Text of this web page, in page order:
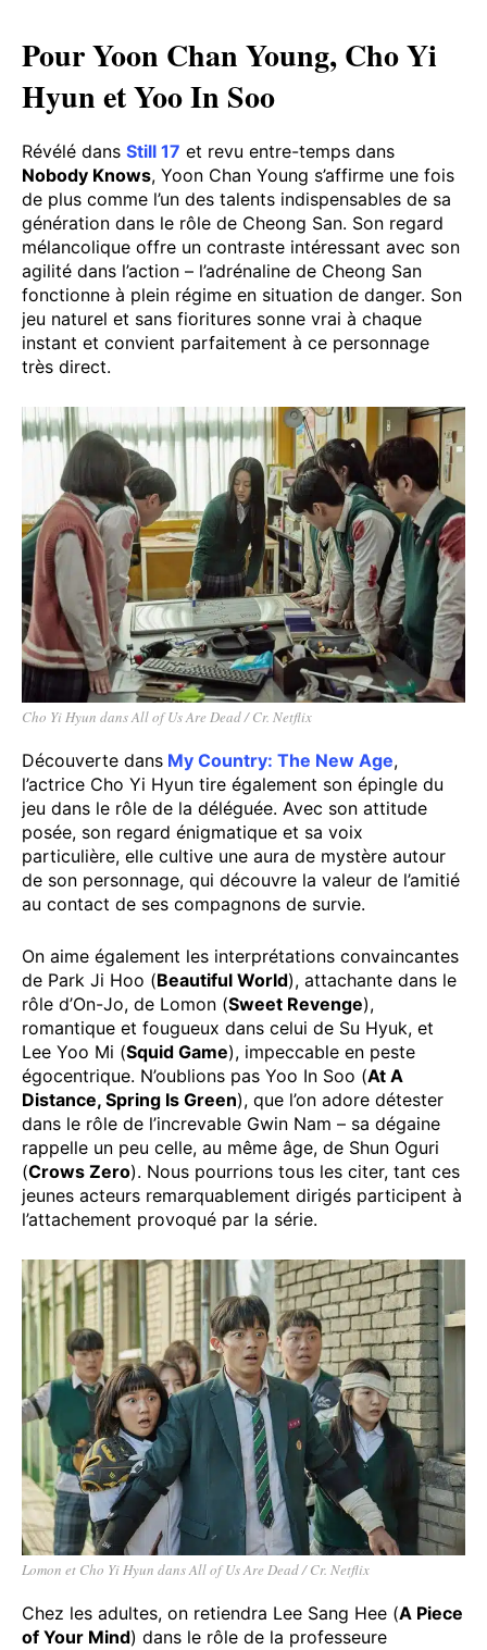
Pour Yoon Chan Young, Cho Yi
Hyun et Yoo In Soo
Révélé dans Still 17 et revu entre-temps dans
Nobody Knows, Yoon Chan Young s’affirme une fois
de plus comme l’un des talents indispensables de sa
génération dans le rôle de Cheong San. Son regard
mélancolique offre un contraste intéressant avec son
agilité dans l’action – l’adrénaline de Cheong San
fonctionne à plein régime en situation de danger. Son
jeu naturel et sans fioritures sonne vrai à chaque
instant et convient parfaitement à ce personnage
très direct.
Cho Yi Hyun dans All of Us Are Dead / Cr. Netflix
Découverte dans My Country: The New Age,
l’actrice Cho Yi Hyun tire également son épingle du
jeu dans le rôle de la déléguée. Avec son attitude
posée, son regard énigmatique et sa voix
particulière, elle cultive une aura de mystère autour
de son personnage, qui découvre la valeur de l’amitié
au contact de ses compagnons de survie.
On aime également les interprétations convaincantes
de Park Ji Hoo (Beautiful World), attachante dans le
rôle d’On-Jo, de Lomon (Sweet Revenge),
romantique et fougueux dans celui de Su Hyuk, et
Lee Yoo Mi (Squid Game), impeccable en peste
égocentrique. N’oublions pas Yoo In Soo (At A
Distance, Spring Is Green), que l’on adore détester
dans le rôle de l’increvable Gwin Nam – sa dégaine
rappelle un peu celle, au même âge, de Shun Oguri
(Crows Zero). Nous pourrions tous les citer, tant ces
jeunes acteurs remarquablement dirigés participent à
l’attachement provoqué par la série.
Lomon et Cho Yi Hyun dans All of Us Are Dead / Cr. Netflix
Chez les adultes, on retiendra Lee Sang Hee (A Piece
of Your Mind) dans le rôle de la professeure